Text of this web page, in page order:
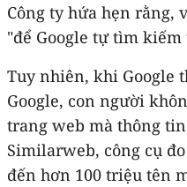
Công ty hứa hẹn rằng,
"để Google tự tìm kiếm
Tuy nhiên, khi Google
Google, con người
trang web mà thông
Similarweb, công cụ
đến hơn 100 triệu tên